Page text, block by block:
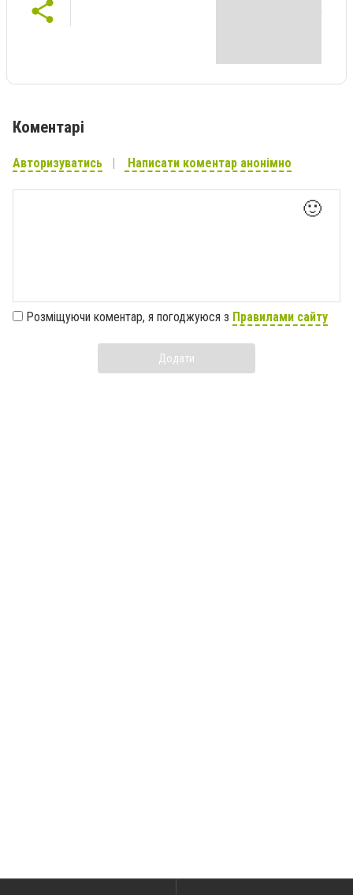
Коментарі
Авторизуватись Написати коментар анонімно
🙂
Розміщуючи коментар, я погоджуюся з Правилами сайту
Додати